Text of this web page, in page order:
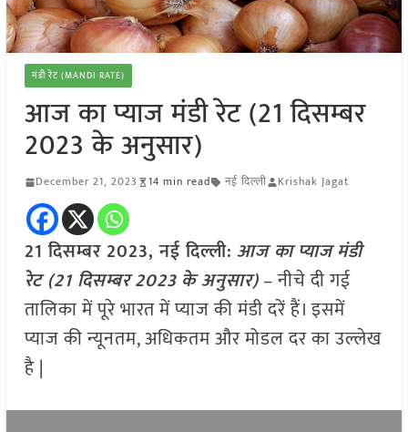
मंडी रेट (MANDI RATE)
आज का प्याज मंडी रेट (21 दिसम्बर
2023 के अनुसार)
December 21, 2023 14 min read नई दिल्ली Krishak Jagat
21 दिसम्बर 2023, नई दिल्ली: आज का प्याज मंडी
रेट (21 दिसम्बर2023 के अनुसार)– नीचे दी गई
तालिका में पूरे भारत में प्याज की मंडी दरें हैं। इसमें
प्याज की न्यूनतम, अधिकतम और मोडल दर का उल्लेख
है |